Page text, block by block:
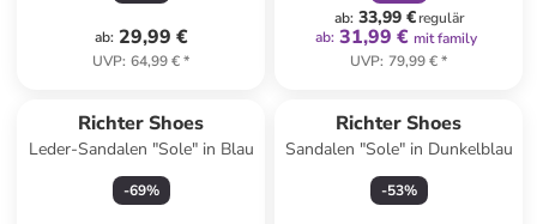
ab: 29,99 €
UVP: 64,99 €*
ab: 33,99 €regulär
ab: 31,99 € mit family
UVP: 79,99 €*
Richter Shoes
Leder-Sandalen "Sole" in Blau
-69%
Richter Shoes
Sandalen "Sole" in Dunkelblau
-53%